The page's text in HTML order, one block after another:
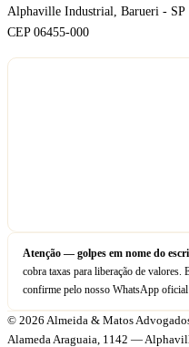
Alphaville Industrial, Barueri - SP
CEP 06455-000
Atenção — golpes em nome do
cobra taxas para liberação de valores.
confirme pelo nosso WhatsApp oficial
© 2026 Almeida & Matos
Alameda Araguaia, 1142 —